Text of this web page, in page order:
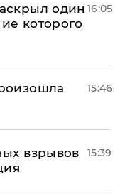
один
которого
16:05
15:46
взрывов
15:39